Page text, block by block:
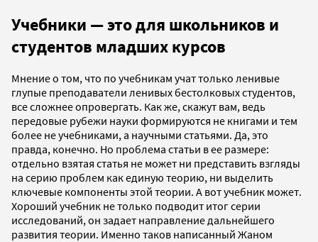
Учебники —это для школьников и
студентов младших курсов
Мнение о том, что по учебникам учат только ленивые
глупые преподаватели ленивых бестолковых студентов,
все сложнее опровергать. Как же, скажут вам, ведь
передовые рубежи науки формируются не книгами и тем
более не учебниками, а научными статьями. Да, это
правда, конечно. Но проблема статьи в ее размере:
отдельно взятая статья не может ни представить взгляды
на серию проблем как единую теорию, ни выделить
ключевые компоненты этой теории. А вот учебник может.
Хороший учебник не только подводит итог серии
исследований, он задает направление дальнейшего
развития теории. Именно таков написанный Жаном